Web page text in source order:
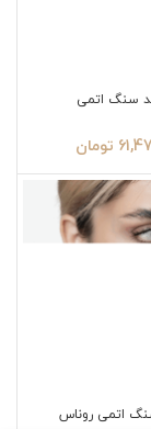
سنگ اتمی
تومان
اتمی روناس